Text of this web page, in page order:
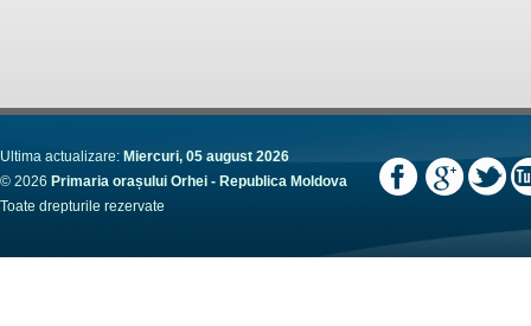
Ultima actualizare: Miercuri, 05 august 2026
© 2026 Primaria orașului Orhei - Republica Moldova
Toate drepturile rezervate